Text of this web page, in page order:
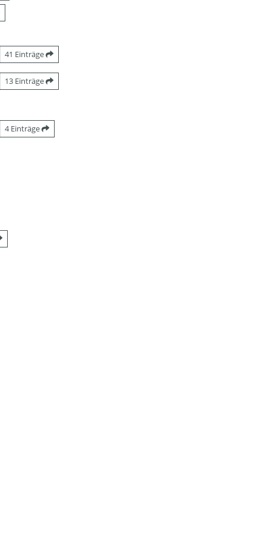
41 Einträge
13 Einträge
4 Einträge